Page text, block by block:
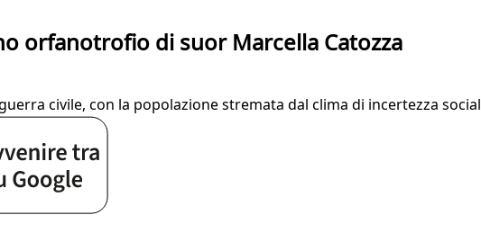
orfanotrofio di suor Marcella Catozza
civile, con la popolazione stremata dal clima di incertezza